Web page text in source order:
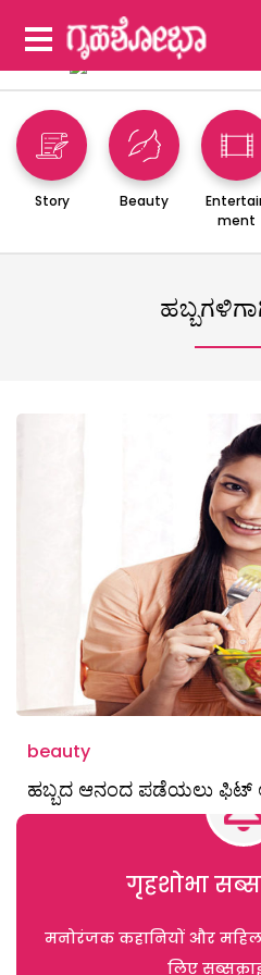
Story Beauty
ment
beauty
ಹಬ್ಬದ ಆನಂದ ಪಡೆಯಲು ಫಿಟ್‌
गृहशोभा
मनोरंजक कहानियों और
लिए